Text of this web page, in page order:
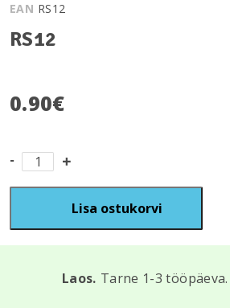
EAN RS12
RS12
0.90€
RS12
kogus
Lisa ostukorvi
Laos. Tarne 1-3 tööpäeva.